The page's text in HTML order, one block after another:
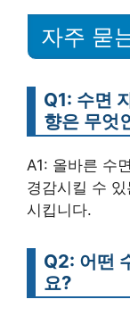
자주 묻
Q1: 수면
향은 무엇
A1: 올바른 수
경감시킬 수
시킵니다.
Q2: 어떤
요?